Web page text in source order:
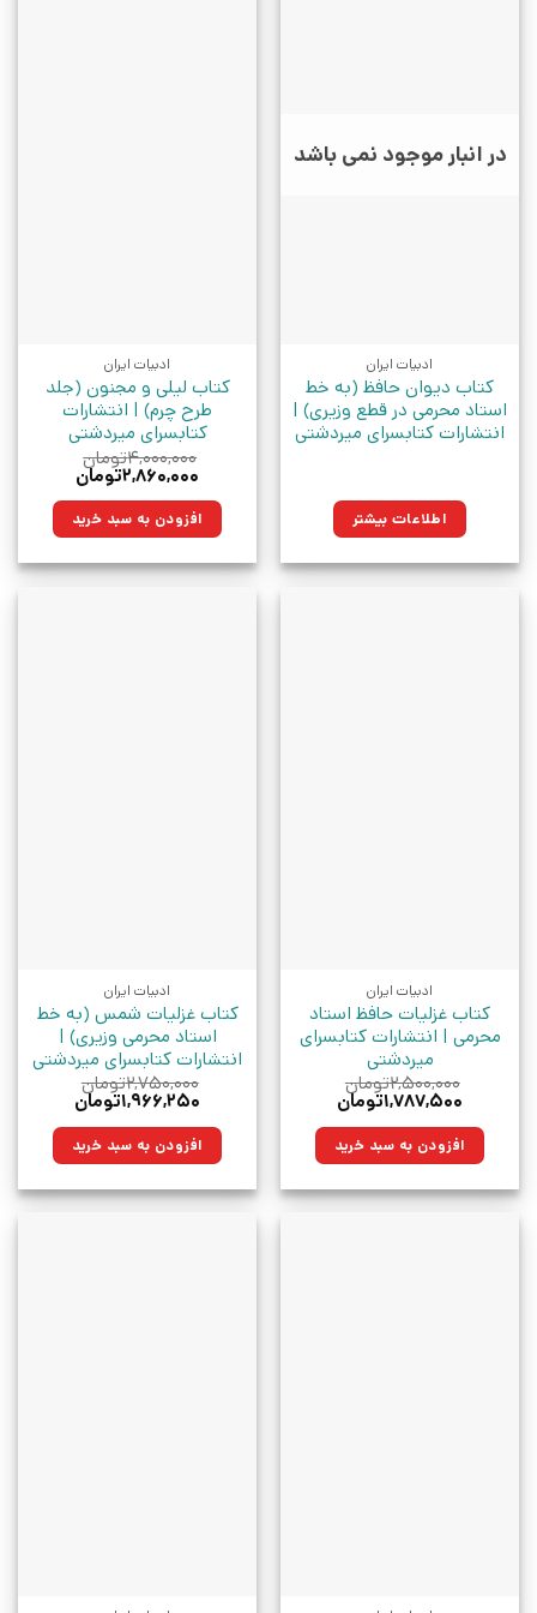
در انبار موجود نمی باشد
ادبیات ایران
کتاب دیوان حافظ (به خط
استاد محرمی در قطع وزیری) |
انتشارات کتابسرای میردشتی
اطلاعات بیشتر
ادبیات ایران
کتاب لیلی و مجنون (جلد
طرح چرم) | انتشارات
کتابسرای میردشتی
۴,۰۰۰,۰۰۰تومان
قیمت
۴,۰۰۰,۰۰۰تومان
بود.
۲,۸۶۰,۰۰۰تومان
۲,۸۶۰,۰۰۰تومان. افزودن به سبد خرید
ادبیات ایران
کتاب غزلیات حافظ استاد
محرمی | انتشارات کتابسرای
میردشتی
۲,۵۰۰,۰۰۰تومان
قیمت
۲,۵۰۰,۰۰۰تومان
بود.
۱,۷۸۷,۵۰۰تومان
۱,۷۸۷,۵۰۰تومان. افزودن به سبد خرید
ادبیات ایران
کتاب غزلیات شمس (به خط
استاد محرمی وزیری) |
انتشارات کتابسرای میردشتی
۲,۷۵۰,۰۰۰تومان
قیمت
۲,۷۵۰,۰۰۰تومان
بود.
۱,۹۶۶,۲۵۰تومان
۱,۹۶۶,۲۵۰تومان. افزودن به سبد خرید